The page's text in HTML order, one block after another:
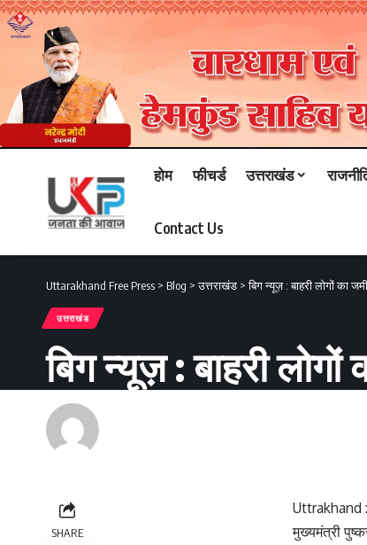
होम फीचर्ड उत्तराखंड
Contact Us
Uttarakhand Free Press > Blog >उत्तराखंड >बिग न्यूज़ : बाहरी लोगों का
उत्तराखंड
बिग न्यूज़ : बाहरी
Last updated: September 24, 2023 8:55 am
Renu Negi
SHARE
Uttrakhand :
मुख्यमंत्री